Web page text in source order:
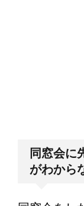
同窓会に
がわから